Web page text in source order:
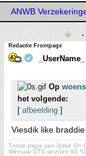
ANWB
Redactie Frontpage
_UserName_
Op
het volgende:
[ afbeelding ]
Viesdik like braddie
Trotse papa van Jyske O+
Winnaar DTS seizoen 93